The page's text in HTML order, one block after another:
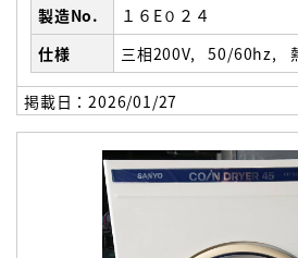
製造No.
１６E０２４
仕様
三相200V 50/60hz
掲載日：2026/01/27